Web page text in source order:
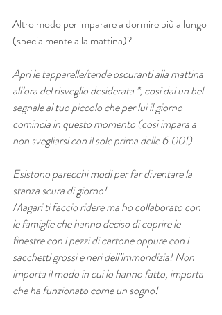
Altro modo per imparare a dormire più a lungo
(specialmente alla mattina)?
Apri le tapparelle/tende oscuranti alla mattina
all’ora del risveglio desiderata *, così dai un bel
segnale al tuo piccolo che per lui il giorno
comincia in questo momento (così impara a
non svegliarsi con il sole prima delle 6.00!)
Esistono parecchi modi per far diventare la
stanza scura di giorno!
Magari ti faccio ridere ma ho collaborato con
le famiglie che hanno deciso di coprire le
finestre con i pezzi di cartone oppure con i
sacchetti grossi e neri dell’immondizia! Non
importa il modo in cui lo hanno fatto, importa
che ha funzionato come un sogno!